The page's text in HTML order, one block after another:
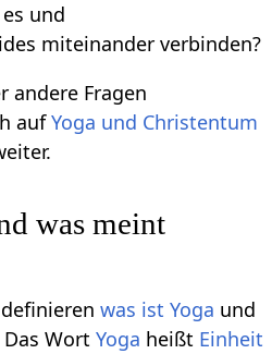
und
miteinander verbinden?
andere Fragen
aufYoga und Christentum
was meint
was ist Yoga und
Das WortYoga heißt Einheit